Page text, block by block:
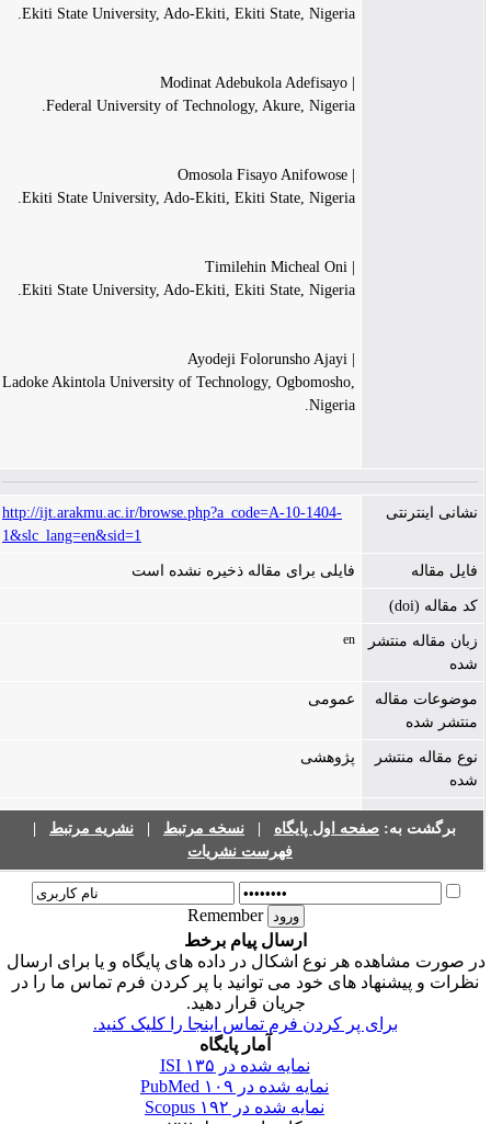
Ekiti State University, Ado-Ekiti, Ekiti State, Nigeria.
Federal University of Technology, Akure, Nigeria.
Ekiti State University, Ado-Ekiti, Ekiti State, Nigeria.
Ekiti State University, Ado-Ekiti, Ekiti State, Nigeria.
Ladoke Akintola University of Technology, Ogbomosho,
Nigeria.
نشانی اینترنتی
http://ijt.arakmu.ac.ir/browse.php?a_code=A-10-1404-
1&slc_lang=en&sid=1
فایل مقاله فایلی برای مقاله ذخیره نشده است
کد مقاله (doi)
زبان مقاله منتشر
شده
en
موضوعات مقاله
منتشر شده
عمومی
نوع مقاله منتشر
شده
پژوهشی
برگشت به:صفحه اول پایگاه| نسخه مرتبط| نشریه مرتبط|
فهرست نشریات
Remember
ارسال پیام برخط
صورت مشاهده هر نوع اشکال در داده های پایگاه و یا برای ارسال
نظرات و پیشنهاد های خود می توانید با پر کردن فرم تماس ما را در
جریان قرار دهید.
برای پر کردن فرم تماس اینجا را کلیک کنید.
آمار پایگاه
نمایه شده در ISI۱۳۵
نمایه شده در PubMed۱۰۹
نمایه شده در Scopus۱۹۲